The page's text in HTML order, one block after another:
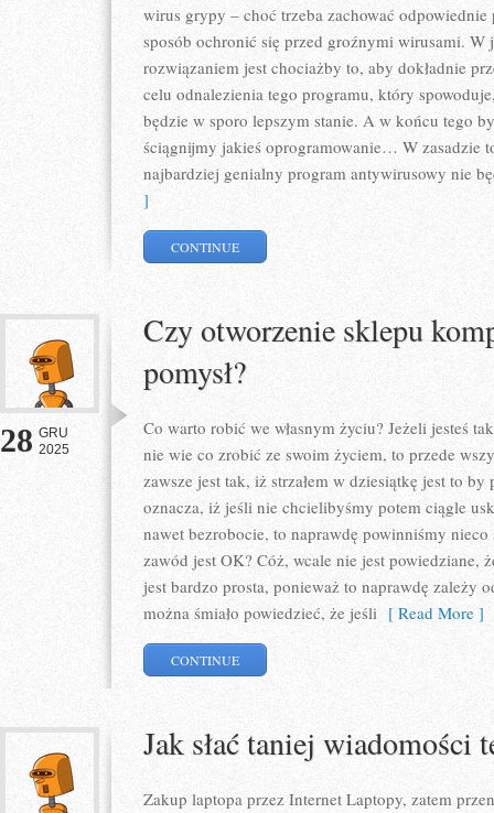
wirus grypy – choć trzeba zachować
sposób ochronić się przed groźnymi wirusami. W
rozwiązaniem jest chociażby to, aby dokładnie
celu odnalezienia tego programu, który
będzie w sporo lepszym stanie. A w końcu tego
ściągnijmy jakieś oprogramowanie… W zasadzie
najbardziej genialny program antywirusowy nie
]
CONTINUE
28 GRU
2025
Czy otworzenie sklepu
pomysł?
Co warto robić we własnym życiu? Jeżeli jesteś
nie wie co zrobić ze swoim życiem, to przede
zawsze jest tak, iż strzałem w dziesiątkę jest to
oznacza, iż jeśli nie chcielibyśmy potem ciągle
nawet bezrobocie, to naprawdę powinniśmy
zawód jest OK? Cóż, wcale nie jest powiedziane,
jest bardzo prosta, ponieważ to naprawdę zależy
można śmiało powiedzieć, że jeśli [ Read More ]
CONTINUE
Jak słać taniej wiadomości
Zakup laptopa przez Internet Laptopy, zatem